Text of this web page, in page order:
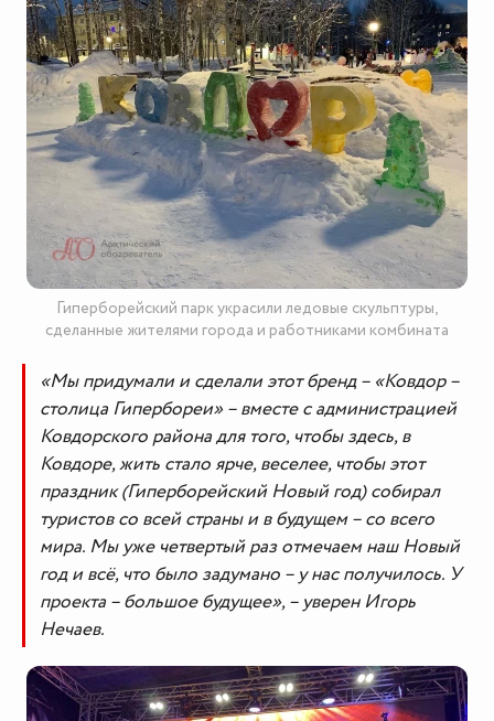
Гиперборейский парк украсили ледовые скульптуры,
сделанные жителями города и работниками комбината
«Мы придумали и сделали этот бренд – «Ковдор –
столица Гипербореи» – вместе с администрацией
Ковдорского района для того, чтобы здесь, в
Ковдоре, жить стало ярче, веселее, чтобы этот
праздник (Гиперборейский Новый год) собирал
туристов со всей страны и в будущем – со всего
мира. Мы уже четвертый раз отмечаем наш Новый
год и всё, что было задумано – у нас получилось. У
проекта – большое будущее», – уверен Игорь
Нечаев.